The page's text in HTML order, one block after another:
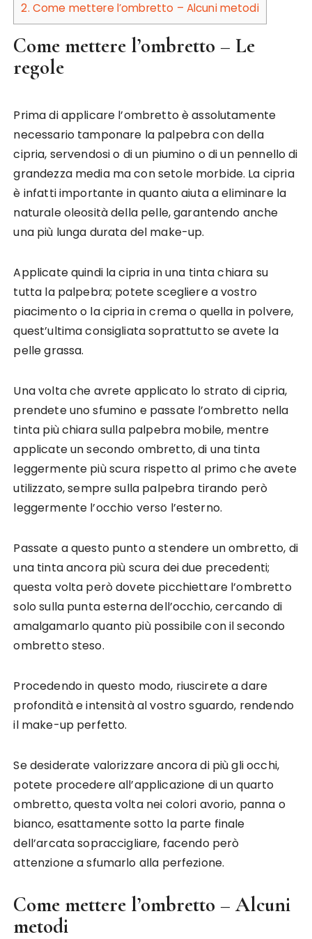
2. Come mettere l’ombretto – Alcuni metodi
Come mettere l’ombretto – Le
regole
Prima di applicare l’ombretto è assolutamente
necessario tamponare la palpebra con della
cipria, servendosi o di un piumino o di un pennello di
grandezza media ma con setole morbide. La cipria
è infatti importante in quanto aiuta a eliminare la
naturale oleosità della pelle, garantendo anche
una più lunga durata del make-up.
Applicate quindi la cipria in una tinta chiara su
tutta la palpebra; potete scegliere a vostro
piacimento o la cipria in crema o quella in polvere,
quest’ultima consigliata soprattutto se avete la
pelle grassa.
Una volta che avrete applicato lo strato di cipria,
prendete uno sfumino e passate l’ombretto nella
tinta più chiara sulla palpebra mobile, mentre
applicate un secondo ombretto, di una tinta
leggermente più scura rispetto al primo che avete
utilizzato, sempre sulla palpebra tirando però
leggermente l’occhio verso l’esterno.
Passate a questo punto a stendere un ombretto, di
una tinta ancora più scura dei due precedenti;
questa volta però dovete picchiettare l’ombretto
solo sulla punta esterna dell’occhio, cercando di
amalgamarlo quanto più possibile con il secondo
ombretto steso.
Procedendo in questo modo, riuscirete a dare
profondità e intensità al vostro sguardo, rendendo
il make-up perfetto.
Se desiderate valorizzare ancora di più gli occhi,
potete procedere all’applicazione di un quarto
ombretto, questa volta nei colori avorio, panna o
bianco, esattamente sotto la parte finale
dell’arcata sopraccigliare, facendo però
attenzione a sfumarlo alla perfezione.
Come mettere l’ombretto – Alcuni
metodi